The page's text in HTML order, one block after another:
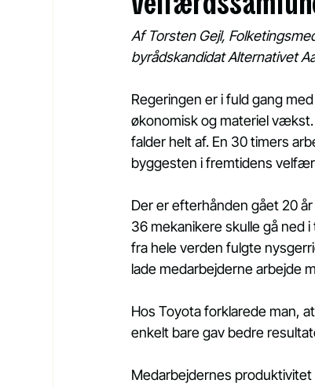
Af Torsten Gejl,
byrådskandidat Alternativet
Regeringen er i fuld gang
økonomisk og materiel
falder helt af. En 30 timers
byggesten i fremtidens
Der er efterhånden gået 20
36 mekanikere skulle gå ned
fra hele verden fulgte
lade medarbejderne arbejde
Hos Toyota forklarede man,
enkelt bare gav bedre
Medarbejdernes